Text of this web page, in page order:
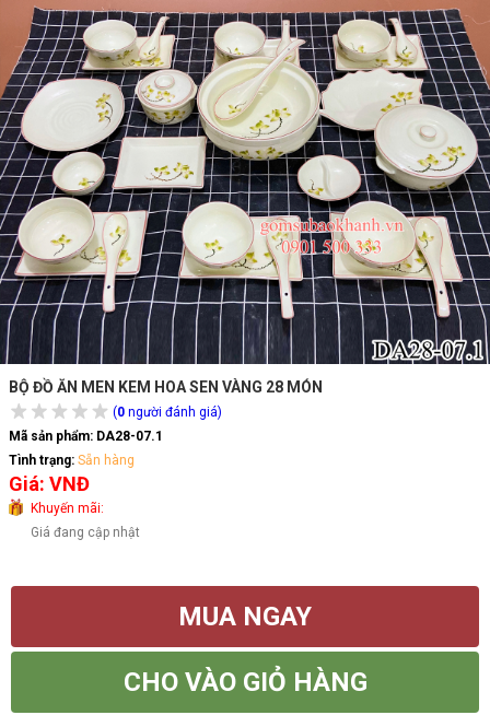
BỘ ĐỒ ĂN MEN KEM HOA SEN VÀNG 28 MÓN
(0 người đánh giá)
Mã sản phẩm: DA28-07.1
Tình trạng: Sẵn hàng
Giá: VNĐ
Khuyến mãi:
Giá đang cập nhật
MUA NGAY
CHO VÀO GIỎ HÀNG